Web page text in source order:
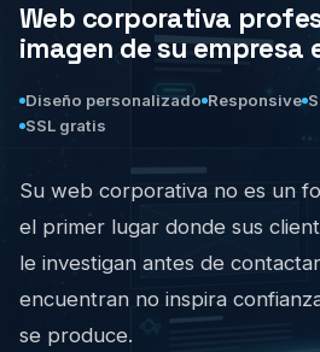
Web corporativa
imagen de su empresa
Diseño personalizado Responsive
SSL gratis
Su web corporativa no es un
el primer lugar donde sus
le investigan antes de
encuentran no inspira
se produce.